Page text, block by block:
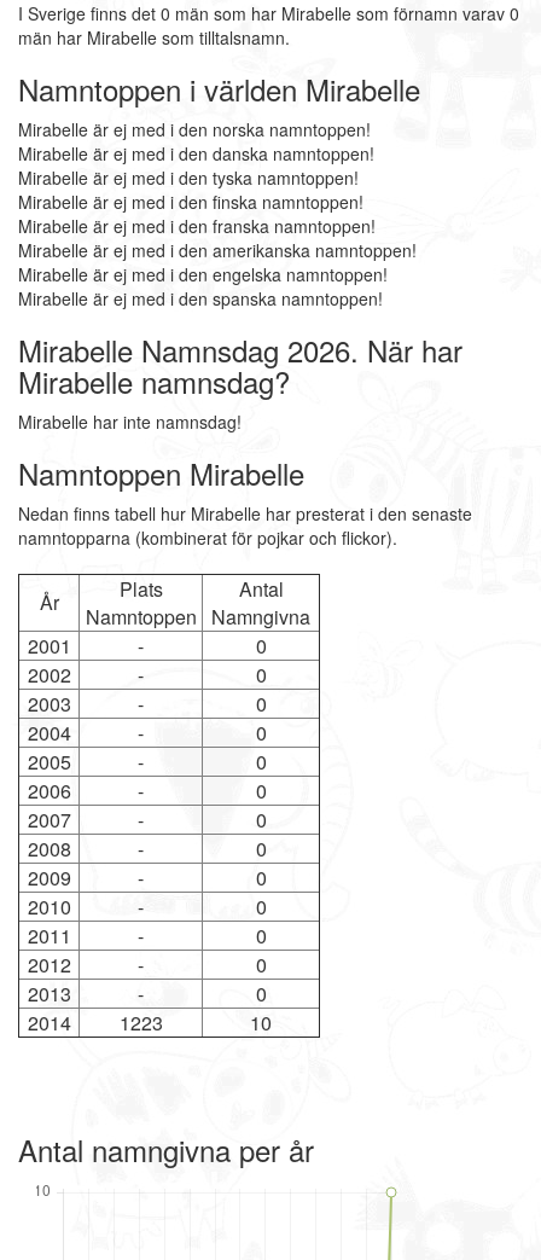
I Sverige finns det 0 män som har Mirabelle som förnamn varav 0
män har Mirabelle som tilltalsnamn.
Namntoppen i världen Mirabelle
Mirabelle är ej med i den norska namntoppen!
Mirabelle är ej med i den danska namntoppen!
Mirabelle är ej med i den tyska namntoppen!
Mirabelle är ej med i den finska namntoppen!
Mirabelle är ej med i den franska namntoppen!
Mirabelle är ej med i den amerikanska namntoppen!
Mirabelle är ej med i den engelska namntoppen!
Mirabelle är ej med i den spanska namntoppen!
Mirabelle Namnsdag 2026. När har
Mirabelle namnsdag?
Mirabelle har inte namnsdag!
Namntoppen Mirabelle
Nedan finns tabell hur Mirabelle har presterat i den senaste
namntopparna (kombinerat för pojkar och flickor).
År
Plats
Namntoppen
Antal
Namngivna
2001
-
0
2002
-
0
2003
-
0
2004
-
0
2005
-
0
2006
-
0
2007
-
0
2008
-
0
2009
-
0
2010
-
0
2011
-
0
2012
-
0
2013
-
0
2014
1223 10
Antal namngivna per år